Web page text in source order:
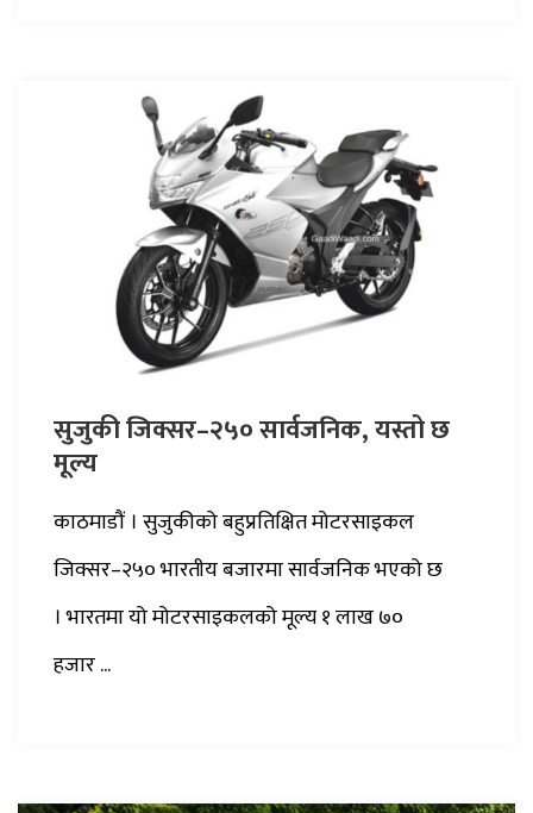
सुजुकी जिक्सर–२५० सार्वजनिक, यस्तो छ
मूल्य
काठमाडौं । सुजुकीको बहुप्रतिक्षित मोटरसाइकल
जिक्सर–२५० भारतीय बजारमा सार्वजनिक भएको छ
। भारतमा यो मोटरसाइकलको मूल्य १ लाख ७०
हजार ...